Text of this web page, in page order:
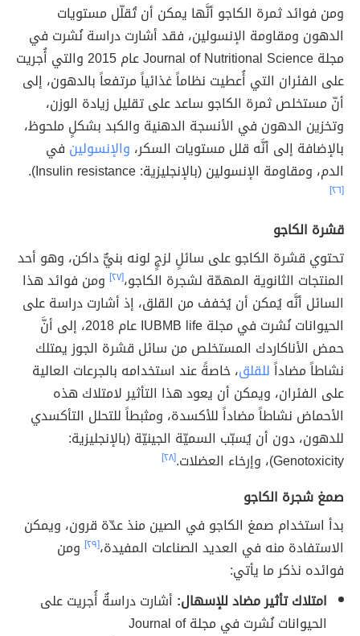
ومن فوائد ثمرة الكاجو أنَّها يمكن أن تُقلّل مستويات
الدهون ومقاومة الإنسولين، فقد أشارت دراسة نُشرت في
مجلة Journal of Nutritional Science عام 2015 والتي أُجريت
على الفئران التي أُعطيت نظاماً غذائياً مرتفعاً بالدهون، إلى
أنّ مستخلص ثمرة الكاجو ساعد على تقليل زيادة الوزن،
وتخزين الدهون في الأنسجة الدهنية والكبد بشكلٍ ملحوظ،
بالإضافة إلى أنَّه قلل مستويات السكر، والإنسولين في
الدم، ومقاومة الإنسولين (بالإنجليزية: Insulin resistance).
[٢٦]
قشرة الكاجو
تحتوي قشرة الكاجو على سائلٍ لزجٍ لونه بنيٌّ داكن، وهو أحد
المنتجات الثانوية المهمّة لشجرة الكاجو،[٢٧]
ومن فوائد هذا
السائل أنَّه يُمكن أن يُخفف من القلق، إذ أشارت دراسة على
الحيوانات نُشرت في مجلة IUBMB life عام 2018، إلى أنَّ
حمض الأناكاردك المستخلص من سائل قشرة الجوز يمتلك
نشاطاً مضاداًللقلق، خاصةً عند استخدامه بالجرعات العالية
على الفئران، ويمكن أن يعود هذا التأثير لامتلاك هذه
الأحماض نشاطاً مضاداً للأكسدة، ومثبطاً للتحلل التأكسدي
للدهون، دون أن يُسبّب السميّة الجينيّة (بالإنجليزية:
Genotoxicity)، وإرخاء العضلات.
[٢٨]
صمغ شجرة الكاجو
بدأ استخدام صمغ الكاجو في الصين منذ عدّة قرون، ويمكن
الاستفادة منه في العديد الصناعات المفيدة،[٢٩]
ومن
فوائده نذكر ما يأتي:
امتلاك تأثير مضاد للإسهال: أشارت دراسةٌ أُجريت على
الحيوانات نُشرت في مجلة Journal of